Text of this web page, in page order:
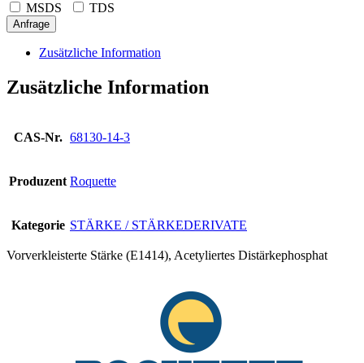
MSDS
TDS
Anfrage
Zusätzliche Information
Zusätzliche Information
CAS-Nr. 68130-14-3
Produzent Roquette
Kategorie STÄRKE / STÄRKEDERIVATE
Vorverkleisterte Stärke (E1414), Acetyliertes Distärkephosphat